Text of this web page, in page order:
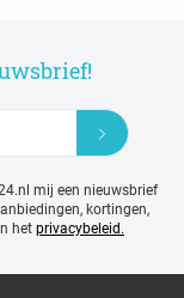
mij een nieuwsbrief
kortingen,
het privacybeleid.